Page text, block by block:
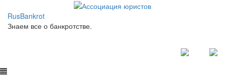
RusBankrot
Знаем все о банкротстве.